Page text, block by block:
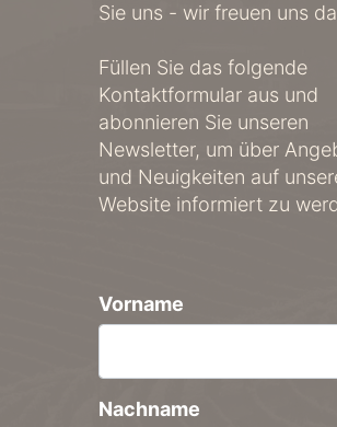
Sie uns - wir freuen uns
Füllen Sie das folgende
Kontaktformular aus und
abonnieren Sie unseren
Newsletter, um über
und Neuigkeiten auf
Website informiert zu
Vorname
Nachname